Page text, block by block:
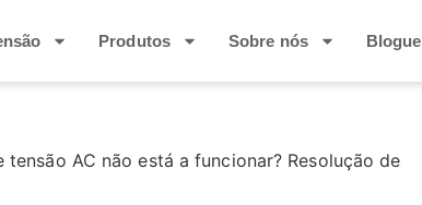
Produtos Sobre nós Blogue
AC não está a funcionar? Resolução de